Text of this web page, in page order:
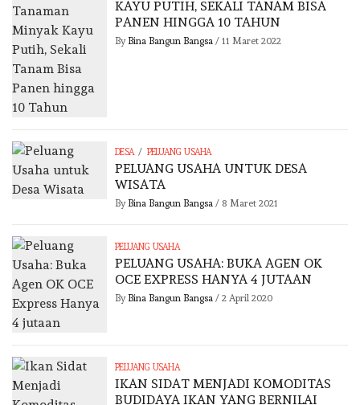
KAYU PUTIH, SEKALI TANAM BISA
PANEN HINGGA 10 TAHUN
By Bina Bangun Bangsa / 11 Maret 2022
DESA / PELUANG USAHA
PELUANG USAHA UNTUK DESA
WISATA
By Bina Bangun Bangsa / 8 Maret 2021
PELUANG USAHA
PELUANG USAHA: BUKA AGEN OK
OCE EXPRESS HANYA 4 JUTAAN
By Bina Bangun Bangsa / 2 April 2020
PELUANG USAHA
IKAN SIDAT MENJADI KOMODITAS
BUDIDAYA IKAN YANG BERNILAI